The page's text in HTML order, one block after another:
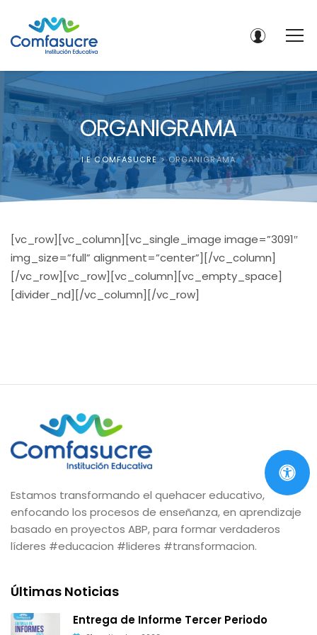
ORGANIGRAMA
I.E COMFASUCRE>ORGANIGRAMA
[vc_row][vc_column][vc_single_image image=”3091″
img_size=”full” alignment=”center”][/vc_column]
[/vc_row][vc_row][vc_column][vc_empty_space]
[divider_nd][/vc_column][/vc_row]
Estamos transformando el quehacer educativo,
enfocando los procesos de enseñanza, en aprendizaje
basado en proyectos ABP, para formar verdaderos
líderes #educacion #lideres #transformacion.
Últimas Noticias
Entrega de Informe Tercer Periodo